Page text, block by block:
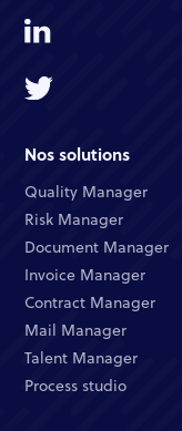
Nos solutions
Quality Manager​
Risk Manager​
Document Manager​
Invoice Manager​
Contract Manager​
Mail Manager​
Talent Manager​
Process studio